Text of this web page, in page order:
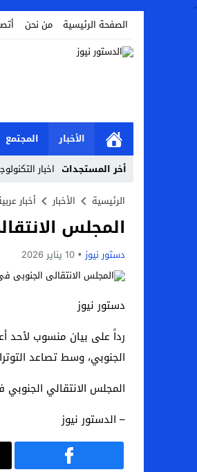
.
الصفحة الرئيسية
من نحن
الأخبار المجتمع
أخر المستجدات اخبار
Stop
Previous
Next
الرئيسية الأخبار أخبار
المجلس
دستور نيوز 10 يناير 2026
دستور نيوز
رداً على بيان منسوب لأحد
الجنوبي، وسط تصاعد
المجلس الانتقالي
– الدستور نيوز